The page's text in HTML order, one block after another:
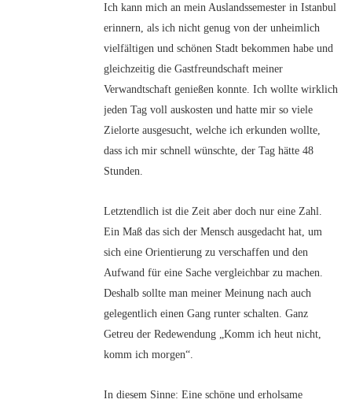
Ich kann mich an mein Auslandssemester in Istanbul
erinnern, als ich nicht genug von der unheimlich
vielfältigen und schönen Stadt bekommen habe und
gleichzeitig die Gastfreundschaft meiner
Verwandtschaft genießen konnte. Ich wollte wirklich
jeden Tag voll auskosten und hatte mir so viele
Zielorte ausgesucht, welche ich erkunden wollte,
dass ich mir schnell wünschte, der Tag hätte 48
Stunden.
Letztendlich ist die Zeit aber doch nur eine Zahl.
Ein Maß das sich der Mensch ausgedacht hat, um
sich eine Orientierung zu verschaffen und den
Aufwand für eine Sache vergleichbar zu machen.
Deshalb sollte man meiner Meinung nach auch
gelegentlich einen Gang runter schalten. Ganz
Getreu der Redewendung „Komm ich heut nicht,
komm ich morgen“.
In diesem Sinne: Eine schöne und erholsame